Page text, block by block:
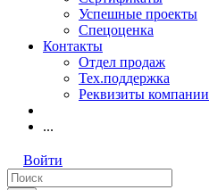
Успешные проекты
Спецоценка
Контакты
Отдел продаж
Тех.поддержка
Реквизиты компании
...
Войти